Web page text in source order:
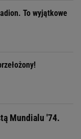
To wyjątkowe
Mundialu '74.